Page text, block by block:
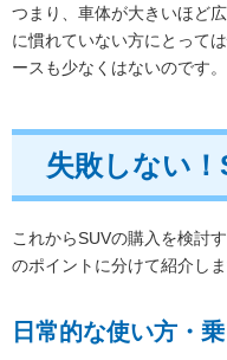
つまり、車体が大きいほど
に慣れていない方にとって
ースも少なくはないのです。
失敗しない
これからSUVの購入を検討
のポイントに分けて紹介しま
日常的な使い方・